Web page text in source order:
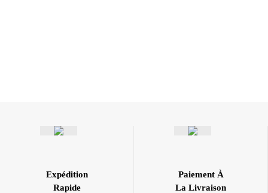
Paiement À
La Livraison
Expédition
Rapide